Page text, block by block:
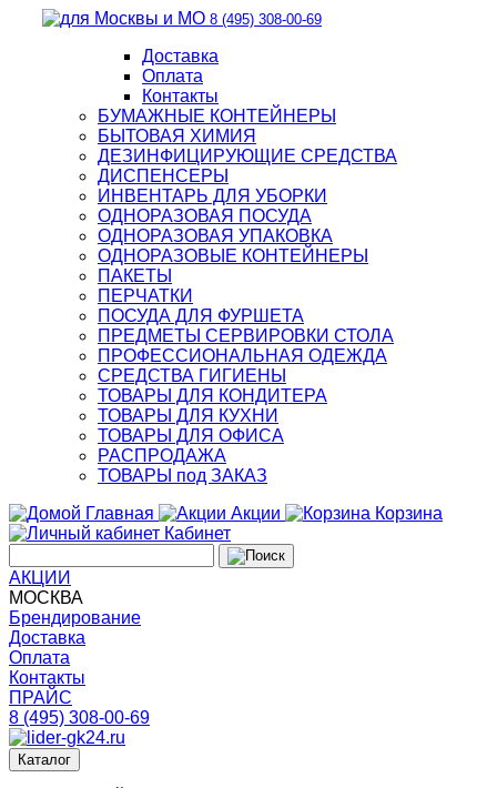
8 (495) 308-00-69
Доставка
Оплата
Контакты
БУМАЖНЫЕ КОНТЕЙНЕРЫ
БЫТОВАЯ ХИМИЯ
ДЕЗИНФИЦИРУЮЩИЕ СРЕДСТВА
ДИСПЕНСЕРЫ
ИНВЕНТАРЬ ДЛЯ УБОРКИ
ОДНОРАЗОВАЯ ПОСУДА
ОДНОРАЗОВАЯ УПАКОВКА
ОДНОРАЗОВЫЕ КОНТЕЙНЕРЫ
ПАКЕТЫ
ПЕРЧАТКИ
ПОСУДА ДЛЯ ФУРШЕТА
ПРЕДМЕТЫ СЕРВИРОВКИ СТОЛА
ПРОФЕССИОНАЛЬНАЯ ОДЕЖДА
СРЕДСТВА ГИГИЕНЫ
ТОВАРЫ ДЛЯ КОНДИТЕРА
ТОВАРЫ ДЛЯ КУХНИ
ТОВАРЫ ДЛЯ ОФИСА
РАСПРОДАЖА
ТОВАРЫ под ЗАКАЗ
Главная
Акции
Корзина
Кабинет
АКЦИИ
МОСКВА
Брендирование
Доставка
Оплата
Контакты
ПРАЙС
8 (495) 308-00-69
Каталог